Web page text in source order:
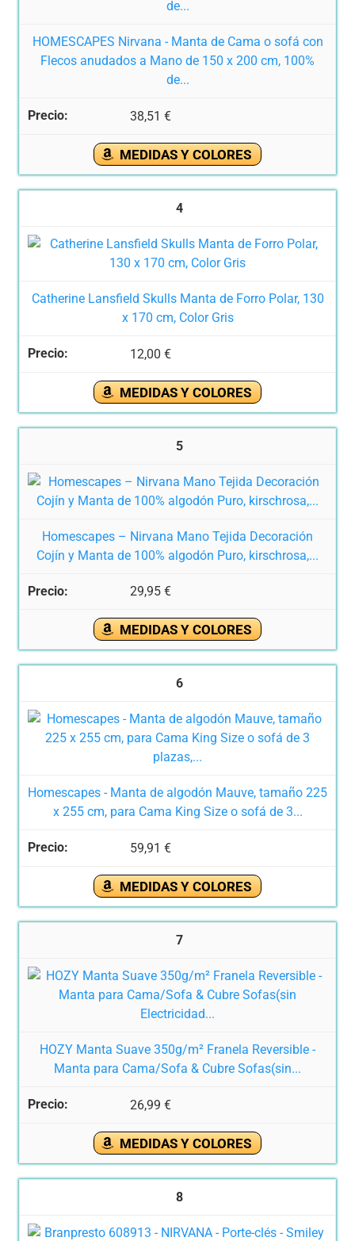
HOMESCAPES Nirvana - Manta de Cama o sofá con
Flecos anudados a Mano de 150 x 200 cm, 100%
de...
38,51 €
MEDIDAS Y COLORES
4
Catherine Lansfield Skulls Manta de Forro Polar, 130
x 170 cm, Color Gris
12,00 €
MEDIDAS Y COLORES
5
Homescapes – Nirvana Mano Tejida Decoración
Cojín y Manta de 100% algodón Puro, kirschrosa,...
29,95 €
MEDIDAS Y COLORES
6
Homescapes - Manta de algodón Mauve, tamaño 225
x 255 cm, para Cama King Size o sofá de 3...
59,91 €
MEDIDAS Y COLORES
7
HOZY Manta Suave 350g/m² Franela Reversible -
Manta para Cama/Sofa & Cubre Sofas(sin...
26,99 €
MEDIDAS Y COLORES
8